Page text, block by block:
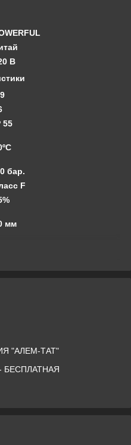
В
55
бар.
F
мм
"АЛЕМ-ТАТ"
БЕСПЛАТНАЯ